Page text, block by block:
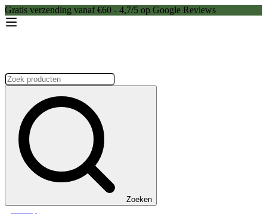
Gratis verzending vanaf €60 - 4,7/5 op Google Reviews
Zoeken:
Zoeken